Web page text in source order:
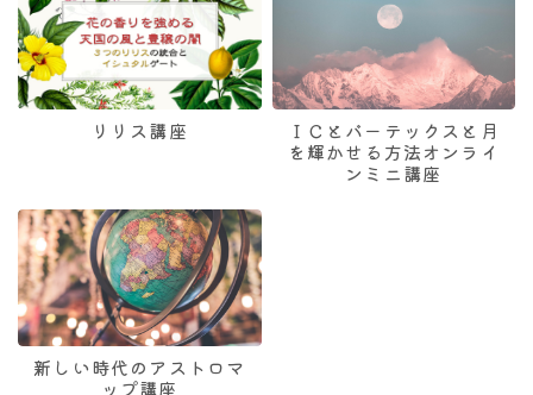
リリス講座
ＩＣとバーテックスと月
を輝かせる方法オンライ
ンミニ講座
新しい時代のアストロマ